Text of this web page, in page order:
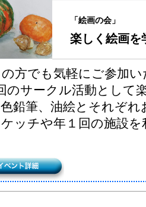
「絵画の会」
楽しく絵画を
方でも気軽にご参加
のサークル活動として
鉛筆、油絵とそれぞ
ッチや年１回の施設